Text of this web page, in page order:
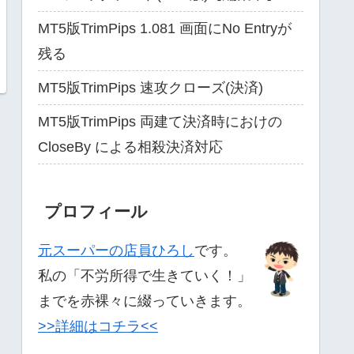
MT5版TrimPips 1.081 画面にNo Entryが
残る
MT5版TrimPips 速攻クローズ(決済)
MT5版TrimPips 両建て決済時におけの
CloseBy による相殺決済対応
プロフィール
元スーパーの店員ひろし です。
私の「不労所得で生きていく！」
までを赤裸々に綴っていきます。
>>詳細はコチラ<<